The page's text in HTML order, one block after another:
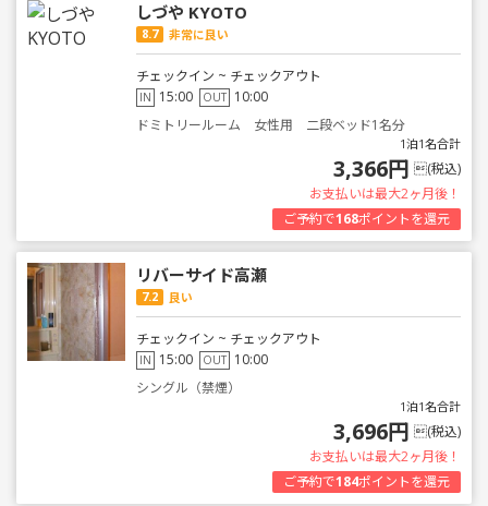
しづや KYOTO
8.7 非常に良い
チェックイン ~ チェックアウト
IN 15:00 OUT 10:00
ドミトリールーム 女性用 二段ベッド1名分
1泊1名合計
3,366円 (税込)
お支払いは最大2ヶ月後！
ご予約で168ポイントを還元
リバーサイド高瀬
7.2 良い
チェックイン ~ チェックアウト
IN 15:00 OUT 10:00
シングル（禁煙）
1泊1名合計
3,696円 (税込)
お支払いは最大2ヶ月後！
ご予約で184ポイントを還元